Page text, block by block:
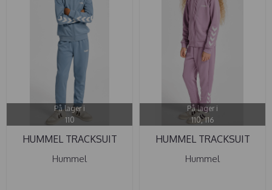
På lager i
110
HUMMEL TRACKSUIT
FADED DENIM
Hummel
På lager i
110, 116
HUMMEL TRACKSUIT
LAVENDER ...
Hummel